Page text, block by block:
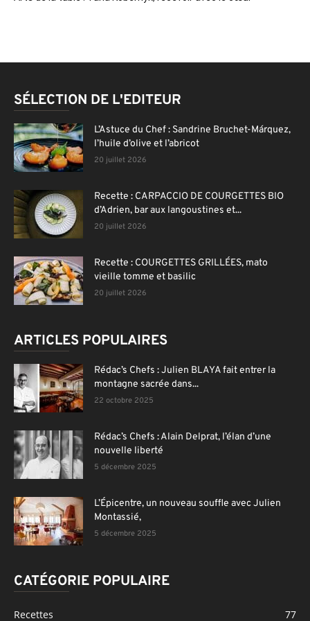
SÉLECTION DE L'EDITEUR
L’Astuce du Chef : Sandrine Bruchet-Márquez,
l’huile d’olive et l’abricot
20 juillet 2026
Recette : CARPACCIO DE COURGETTES BIO
d’Adrien, bar aux langoustines et...
20 juillet 2026
Recette : COURGETTES GRILLÉES, mato
vieille tomme et basilic
20 juillet 2026
ARTICLES POPULAIRES
Rédac’s Chefs : Julien BLAYA fait entrer la
montagne sacrée dans...
22 octobre 2025
Rédac’s Chefs : Alain Delprat, l’élan d’une
nouvelle liberté
5 décembre 2025
L’Épicentre, un nouveau souffle avec Julien
Montassié,
5 décembre 2025
CATÉGORIE POPULAIRE
Recettes 77